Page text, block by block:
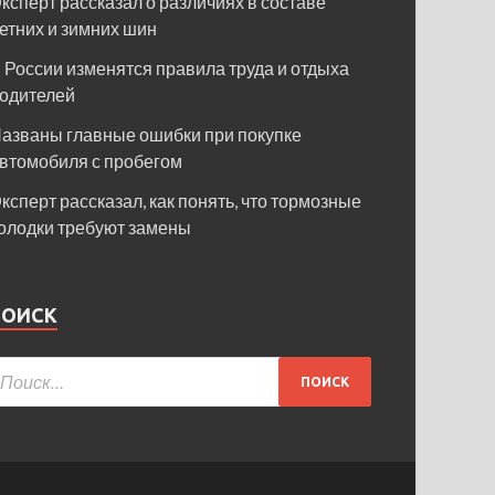
и зимних шин
России изменятся правила труда и отдыха
главные ошибки при покупке
с пробегом
рассказал, как понять, что тормозные
требуют замены